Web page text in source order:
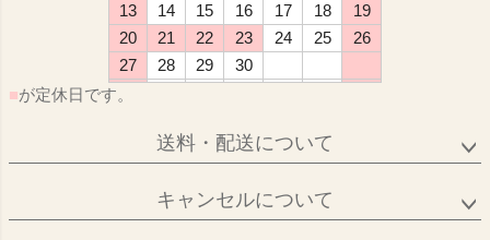
13
14 15 16 17 18
19
20
21 22 23 24 25
26
27
28 29
30
■が定休日です。
送料・配送について
キャンセルについて